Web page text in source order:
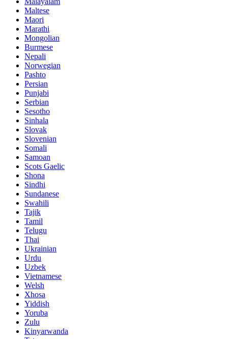
Maltese
Maori
Marathi
Mongolian
Burmese
Nepali
Norwegian
Pashto
Persian
Punjabi
Serbian
Sesotho
Sinhala
Slovak
Slovenian
Somali
Samoan
Scots Gaelic
Shona
Sindhi
Sundanese
Swahili
Tajik
Tamil
Telugu
Thai
Ukrainian
Urdu
Uzbek
Vietnamese
Welsh
Xhosa
Yiddish
Yoruba
Zulu
Kinyarwanda